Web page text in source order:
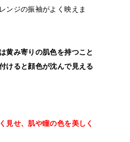
ンジの振袖がよく映えま
黄み寄りの肌色を持つこと
けると顔色が沈んで見える
見せ、肌や瞳の色を美しく